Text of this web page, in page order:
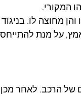
המקורי.
מחוצה לו. בניגוד
על מנת להתייחס
של הרכב. לאחר